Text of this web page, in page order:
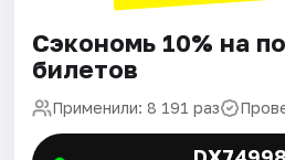
Сэкономь 10% на
билетов
Применили: 8 191 раз